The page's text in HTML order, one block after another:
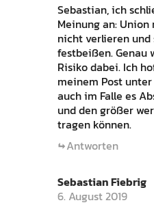
Sebastian, ich
Meinung an:
nicht verlieren
festbeißen. Genau
Risiko dabei. Ich
meinem Post
auch im Falle es
und den größer
tragen können.
Antworten
Sebastian Fiebrig
6. August 2019